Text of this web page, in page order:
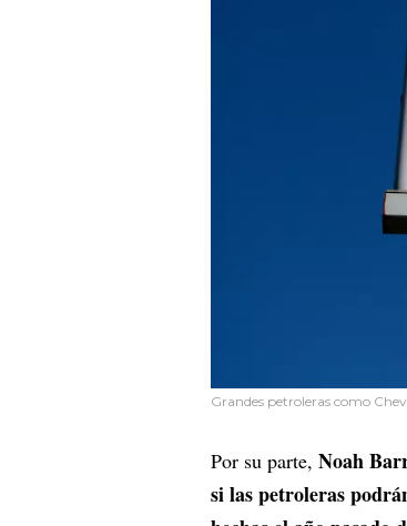
Grandes petroleras como
Por su parte, Noah
si las petroleras